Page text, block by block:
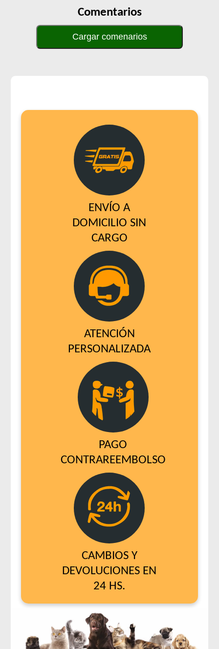
Comentarios
Cargar comenarios
ENVÍO A
DOMICILIO SIN
CARGO
ATENCIÓN
PERSONALIZADA
PAGO
CONTRAREEMBOLSO
CAMBIOS Y
DEVOLUCIONES EN
24 HS.